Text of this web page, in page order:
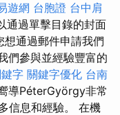
遊網 台胞證 台中肩
通過單擊目錄的封面
想通過郵件申請我們
們參與並經驗豐富的
字 關鍵字優化 台南
導PéterGyörgy非常
信息和經驗。 在機